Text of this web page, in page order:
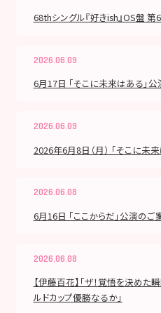
68thシングル『好きish』OS盤
2026.06.09
6月17日 「そこに未来はある」
2026.06.09
2026年6月8日（月） 「そこに未
2026.06.08
6月16日 「ここからだ」公演のご
2026.06.08
【伊藤百花】「ザ！覚悟を決めた
ルドカップ優勝なるか」